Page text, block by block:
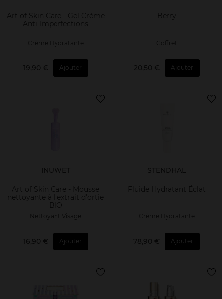
Art of Skin Care - Gel Crème
Anti-Imperfections
Crème Hydratante
19,90 € Ajouter
Berry
Coffret
20,50 € Ajouter
INUWET
Art of Skin Care - Mousse
nettoyante à l'extrait d'ortie
BIO
Nettoyant Visage
16,90 € Ajouter
STENDHAL
Fluide Hydratant Éclat
Crème Hydratante
78,90 € Ajouter